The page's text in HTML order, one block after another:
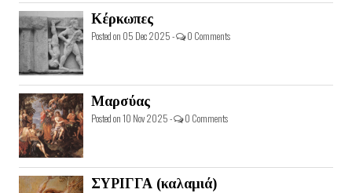
Κέρκωπες
Posted on 05 Dec 2025 - 0 Comments
Μαρσύας
Posted on 10 Nov 2025 - 0 Comments
ΣΥΡΙΓΓΑ (καλαμιά)